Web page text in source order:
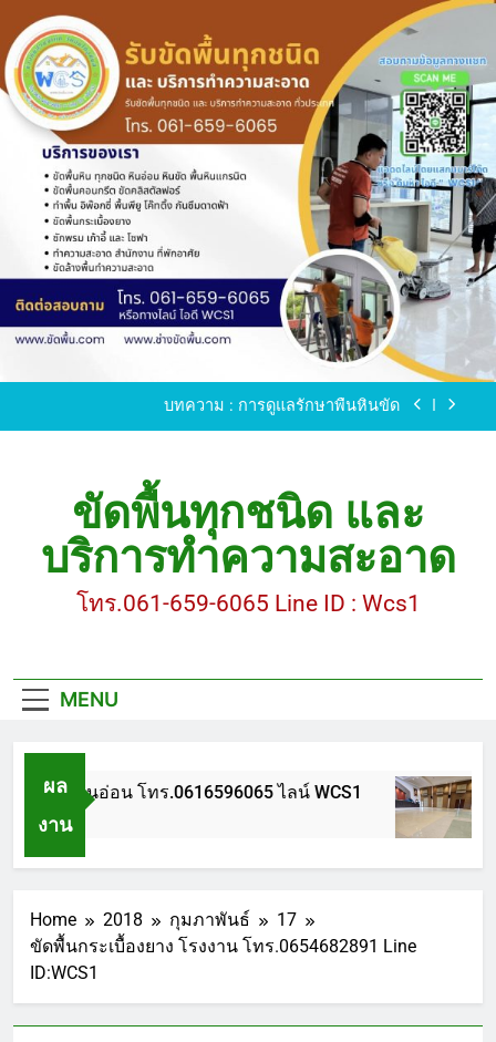
to
content
ขัดพื้นหินขัด อบต.แหลมบัวนครปฐม
ขัดพื้นหินอ่อน โทร.0616596065 ไลน์ WCS1
บทความ : การดูแลรักษาพื้นหินขัด
ขัดพื้นหินขัด อบต.แหลมบัวนครปฐม
ขัดพื้นหินอ่อน โทร.0616596065 ไลน์ WCS1
บทความ : การดูแลรักษาพื้นหินขัด
ขัดพื้นทุกชนิด และ
บริการทำความสะอาด
โทร.061-659-6065 Line ID : Wcs1
MENU
ผล
งาน
ขัดพื้นหินอ่อน โทร.0616596065 ไลน์ WCS1
1 ปี Ago
Home 2018 กุมภาพันธ์
17
ขัดพื้นกระเบื้องยาง โรงงาน โทร.0654682891 Line
ID:WCS1